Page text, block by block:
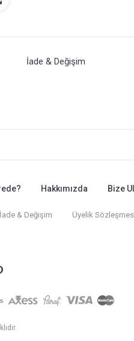
İade & Değişim
Hakkımızda Bize
İade & Değişim Üyelik